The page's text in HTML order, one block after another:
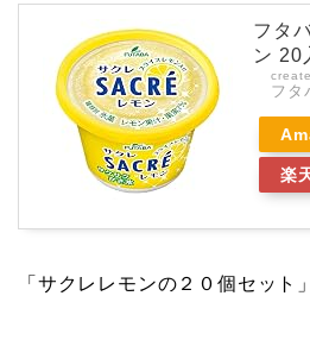
フタ
ン 20
フタ
楽
「サクレレモンの２０個セット